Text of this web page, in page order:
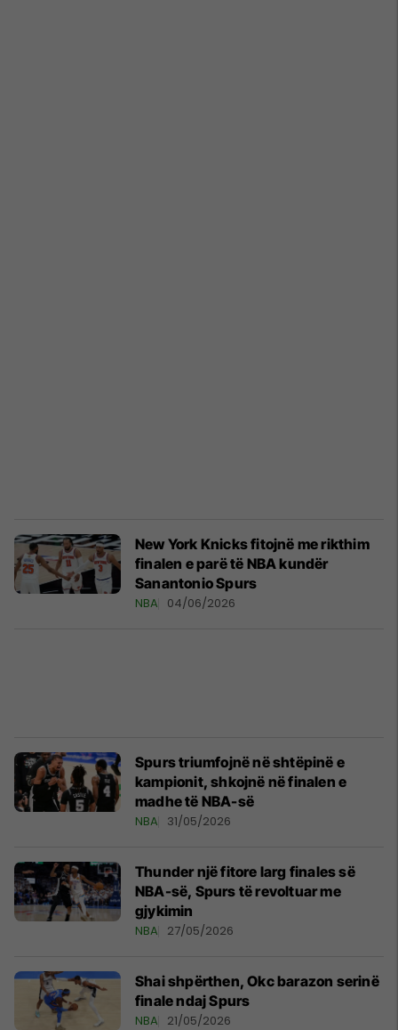
New York Knicks fitojnë me rikthim
finalen e parë të NBA kundër
Sanantonio Spurs
NBA 04/06/2026
Spurs triumfojnë në shtëpinë e
kampionit, shkojnë në finalen e
madhe të NBA-së
NBA 31/05/2026
Thunder një fitore larg finales së
NBA-së, Spurs të revoltuar me
gjykimin
NBA 27/05/2026
Shai shpërthen, Okc barazon serinë
finale ndaj Spurs
NBA 21/05/2026